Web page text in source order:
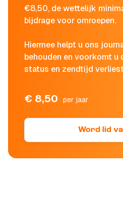
€8,50, de wettelijk
bijdrage voor omroepen.
Hiermee helpt u ons
behouden en voorkomt u
status en zendtijd
€ 8,50 per jaar
Word lid